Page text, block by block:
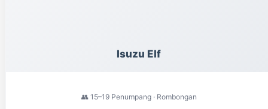
Isuzu Elf
👥 15–19 Penumpang · Rombongan